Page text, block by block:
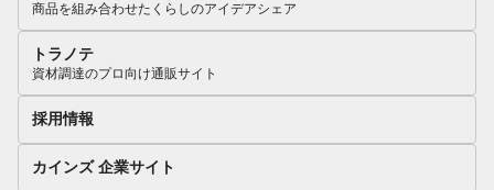
商品を組み合わせたくらしのアイデアシェア
トラノテ
資材調達のプロ向け通販サイト
採用情報
カインズ 企業サイト